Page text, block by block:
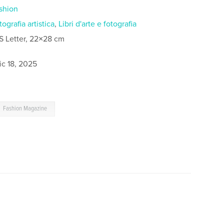
artistica, Libri d'arte e fotografia
Letter, 22×28 cm
18, 2025
Fashion Magazine